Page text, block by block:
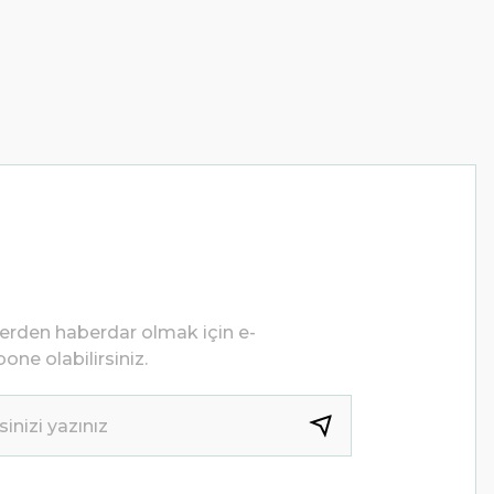
haberdar olmak için e-
olabilirsiniz.